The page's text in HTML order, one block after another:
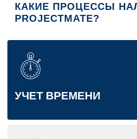
КАКИЕ ПРОЦЕССЫ
PROJECTMATE?
УЧЕТ ВРЕМЕНИ